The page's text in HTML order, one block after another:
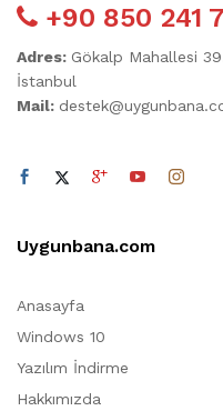
+90 850 241
Adres: Gökalp Mahallesi
İstanbul
Mail:
Uygunbana.com
Anasayfa
Windows 10
Yazılım İndirme
Hakkımızda